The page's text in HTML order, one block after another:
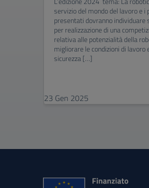
servizio del mondo del lavoro e i
presentati dovranno individuare
per realizzazione di una
relativa alle potenzialità della
migliorare le condizioni di lavoro
sicurezza […]
23 Gen 2025